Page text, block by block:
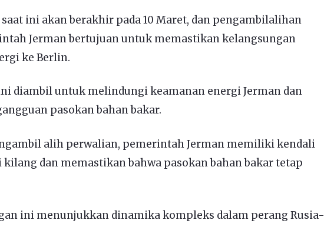
ini akan berakhir pada 10 Maret, dan pengambilalihan
Jerman bertujuan untuk memastikan kelangsungan
ke Berlin.
diambil untuk melindungi keamanan energi Jerman dan
pasokan bahan bakar.
alih perwalian, pemerintah Jerman memiliki kendali
kilang dan memastikan bahwa pasokan bahan bakar tetap
ini menunjukkan dinamika kompleks dalam perang Rusia-